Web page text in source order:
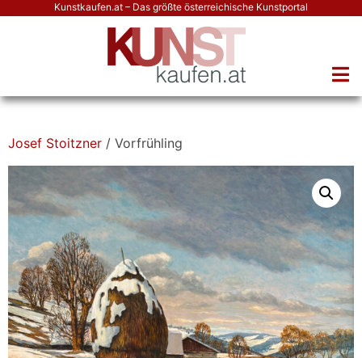
Kunstkaufen.at – Das größte österreichische Kunstportal
Josef Stoitzner / Vorfrühling